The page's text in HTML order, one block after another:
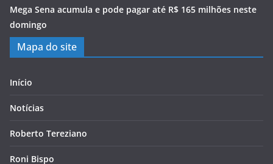
Mega Sena acumula e pode pagar até R$ 165 milhões neste
domingo
Mapa do site
Início
Notícias
Roberto Tereziano
Roni Bispo